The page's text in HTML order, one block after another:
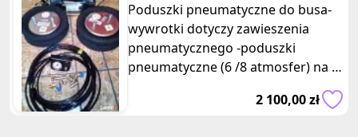
wywrotki (Nowy)
Poduszki pneumatyczne do busa-
wywrotki dotyczy zawieszenia
pneumatycznego -poduszki
pneumatyczne (6 /8 atmosfer) na 2
-a otwory montażowe -2szt -zegar
2 100,00 zł